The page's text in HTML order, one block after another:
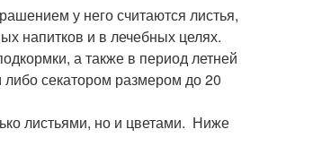
у него считаются листья,
напитков и в лечебных целях.
а также в период летней
секатором размером до 20
листьями, но и цветами. Ниже